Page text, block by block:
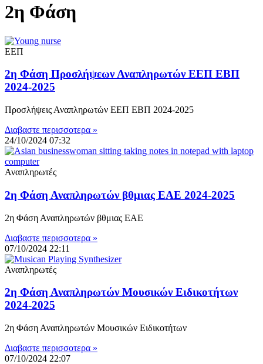
2η Φάση
ΕΕΠ
2η Φάση Προσλήψεων Αναπληρωτών ΕΕΠ ΕΒΠ
2024-2025
Προσλήψεις Αναπληρωτών ΕΕΠ ΕΒΠ 2024-2025
Διαβαστε περισσοτερα »
24/10/2024 07:32
Αναπληρωτές
2η Φάση Αναπληρωτών βθμιας EAE 2024-2025
2η Φάση Αναπληρωτών βθμιας EAE
Διαβαστε περισσοτερα »
07/10/2024 22:11
Αναπληρωτές
2η Φάση Αναπληρωτών Μουσικών Ειδικοτήτων
2024-2025
2η Φάση Αναπληρωτών Μουσικών Ειδικοτήτων
Διαβαστε περισσοτερα »
07/10/2024 22:07